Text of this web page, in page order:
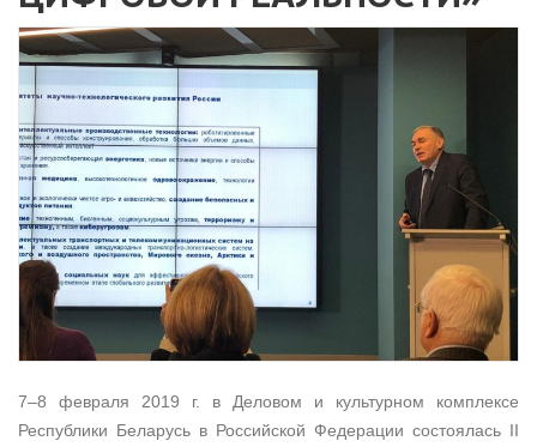
7–8 февраля 2019 г. в Деловом и культурном комплексе
Республики Беларусь в Российской Федерации состоялась II